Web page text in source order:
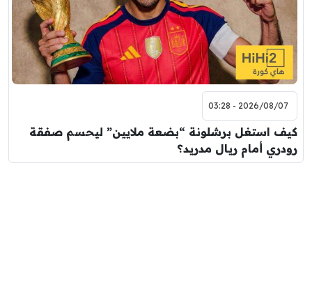
2026/08/07 - 03:28
كيف استغل برشلونة “بضعة ملايين” ليحسم صفقة
رودري أمام ريال مدريد؟